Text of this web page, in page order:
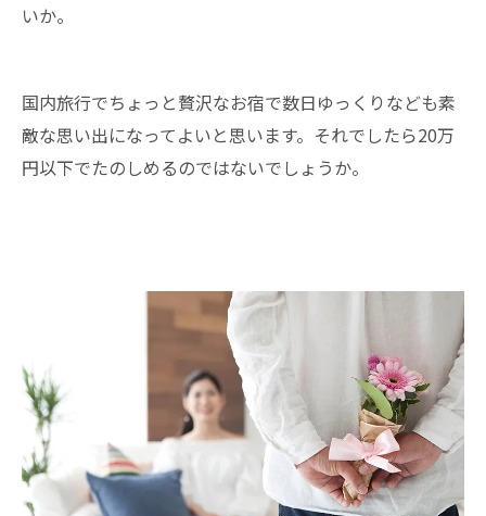
いか。
国内旅行でちょっと贅沢なお宿で数日ゆっくりなども素
敵な思い出になってよいと思います。それでしたら20万
円以下でたのしめるのではないでしょうか。